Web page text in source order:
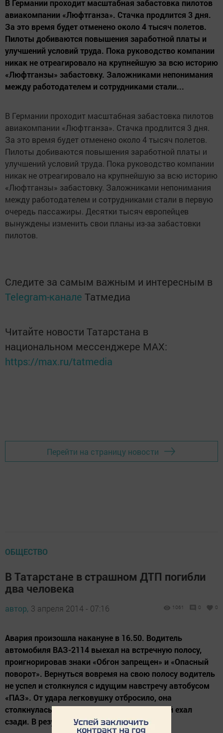
В Германии проходит масштабная забастовка пилотов
авиакомпании «Люфтганза». Стачка продлится 3 дня.
За это время будет отменено около 4 тысяч полетов.
Пилоты добиваются повышения заработной платы и
улучшений условий труда. Пока руководство компании
никак не отреагировало на крупнейшую за всю историю
«Люфтганзы» забастовку. Заложниками непонимания
между работодателем и сотрудниками стали...
В Германии проходит масштабная забастовка пилотов
авиакомпании «Люфтганза». Стачка продлится 3 дня.
За это время будет отменено около 4 тысяч полетов.
Пилоты добиваются повышения заработной платы и
улучшений условий труда. Пока руководство компании
никак не отреагировало на крупнейшую за всю историю
«Люфтганзы» забастовку. Заложниками непонимания
между работодателем и сотрудниками стали в первую
очередь пассажиры. Десятки тысяч европейцев
вынуждены изменить свои планы из-за забастовки
пилотов.
Следите за самым важным и интересным в
Telegram-канале Татмедиа
Читайте новости Татарстана в
национальном мессенджере MАХ:
https://max.ru/tatmedia
Перейти на страницу новости
ОБЩЕСТВО
В Татарстане в страшном ДТП погибли
два человека
автор, 3 апреля 2014 - 07:16 1061 0 0
Авария произошла накануне в 16.50. Водитель
автомобиля ВАЗ-2114 выехал на встречную полосу,
проигнорировав знаки «Обгон запрещен» и «Опасный
поворот». Вернуться вовремя на свою полосу водитель
не успел и столкнулся с идущим навстречу автобусом
«ПАЗ». От удара легковушку отбросило, она
столкнулась с автомобилем «УАЗ», который ехал
сзади. В результате водитель и...